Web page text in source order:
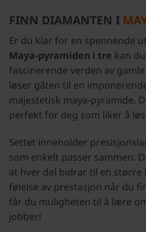
FINN DIAMANTEN I
Er du klar for en spennende
Maya-pyramiden i tre kan
fascinerende verden av
løser gåten til en
majestetisk maya-pyramide.
perfekt for deg som liker å
Settet inneholder
som enkelt passer sammen.
at hver del bidrar til en større
følelse av prestasjon når du
får du muligheten til å lære
jobber!